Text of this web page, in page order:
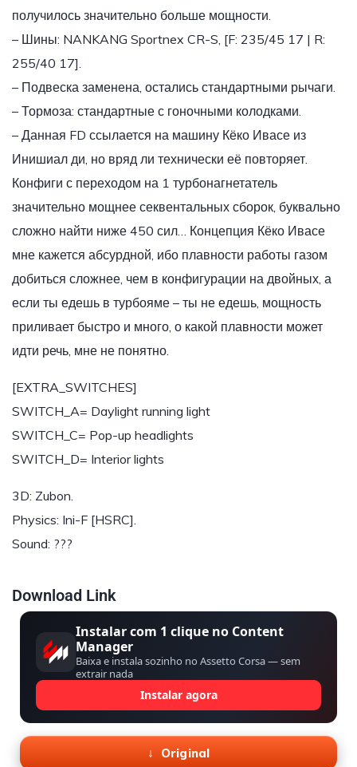
получилось значительно больше мощности.
– Шины: NANKANG Sportnex CR-S, [F: 235/45 17 | R:
255/40 17].
– Подвеска заменена, остались стандартными рычаги.
– Тормоза: стандартные с гоночными колодками.
– Данная FD ссылается на машину Кёко Ивасе из
Инишиал ди, но вряд ли технически её повторяет.
Конфиги с переходом на 1 турбонагнетатель
значительно мощнее секвентальных сборок, буквально
сложно найти ниже 450 сил… Концепция Кёко Ивасе
мне кажется абсурдной, ибо плавности работы газом
добиться сложнее, чем в конфигурации на двойных, а
если ты едешь в турбояме – ты не едешь, мощность
приливает быстро и много, о какой плавности может
идти речь, мне не понятно.
[EXTRA_SWITCHES]
SWITCH_A= Daylight running light
SWITCH_C= Pop-up headlights
SWITCH_D= Interior lights
3D: Zubon.
Physics: Ini-F [HSRC].
Sound: ???
Download Link
Instalar com 1 clique no Content
Manager
Baixa e instala sozinho no Assetto Corsa — sem
extrair nada
Instalar agora
Original